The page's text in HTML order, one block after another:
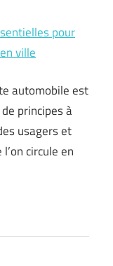
pour
ville
automobile est
principes à
usagers et
circule en